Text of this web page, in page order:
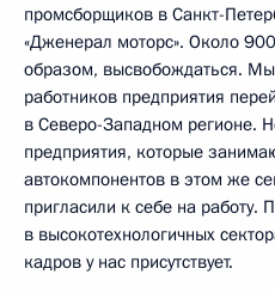
промсборщиков в Санкт-
«Дженерал моторс». Около
образом, высвобождаться.
работников предприятия
в Северо-Западном регионе.
предприятия, которые
автокомпонентов в этом же
пригласили к себе на работу.
в высокотехнологичных
кадров у нас присутствует.